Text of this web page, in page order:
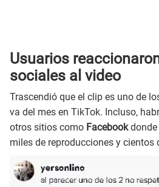
Usuarios
sociales al video
Trascendió que el clip es uno de
va del mes en TikTok. Incluso,
otros sitios como Facebookdonde
miles de reproducciones y cientos